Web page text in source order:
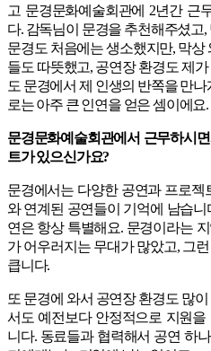
고 문경문화예술회관에 2년간 근
다. 감독님이 문경을 추천해주셨고
문경도 처음에는 생소했지만, 막
들도 따뜻했고, 공연장 환경도 제
도 문경에서 제 인생의 반쪽을 만
로는 아주 큰 인연을 얻은 셈이에요.
문경문화예술회관에서 근무하시
트가 있으신가요?
문경에서는 다양한 공연과 프로
와 연계된 공연들이 기억에 남습
연은 항상 특별해요. 문경이라는
가 어우러지는 무대가 많았고, 그
큽니다.
또 문경에 와서 공연장 환경도 많
서도 예전보다 안정적으로 지원
니다. 동료들과 협력해서 공연 하